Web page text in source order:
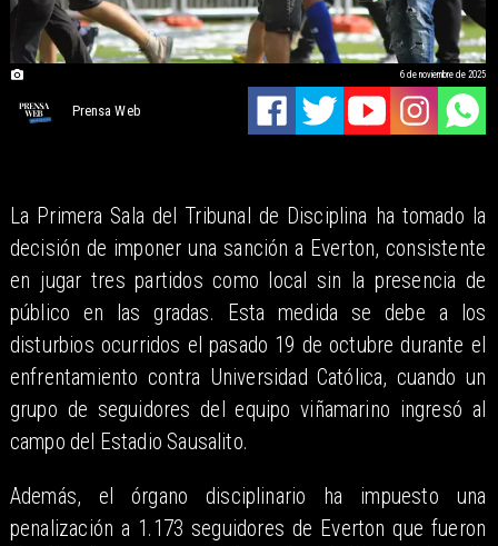
Prensa Web
6 de noviembre de 2025
La Primera Sala del Tribunal de Disciplina ha tomado la
decisión de imponer una sanción a Everton, consistente
en jugar tres partidos como local sin la presencia de
público en las gradas. Esta medida se debe a los
disturbios ocurridos el pasado 19 de octubre durante el
enfrentamiento contra Universidad Católica, cuando un
grupo de seguidores del equipo viñamarino ingresó al
campo del Estadio Sausalito.
Además, el órgano disciplinario ha impuesto una
penalización a 1.173 seguidores de Everton que fueron